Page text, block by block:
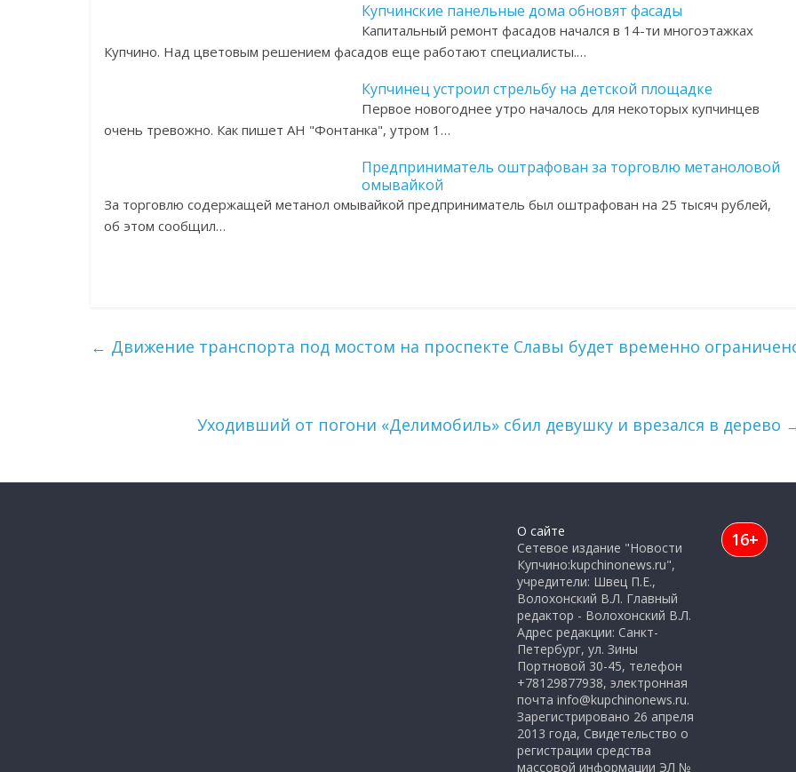
Купчинские панельные дома обновят фасады
Капитальный ремонт фасадов начался в 14-ти многоэтажках
Купчино. Над цветовым решением фасадов еще работают специалисты.…
Купчинец устроил стрельбу на детской площадке
Первое новогоднее утро началось для некоторых купчинцев
очень тревожно. Как пишет АН "Фонтанка", утром 1…
Предприниматель оштрафован за торговлю метаноловой
омывайкой
За торговлю содержащей метанол омывайкой предприниматель был оштрафован на 25 тысяч рублей,
об этом сообщил…
← Движение транспорта под мостом на проспекте Славы будет временно
Уходивший от погони «Делимобиль» сбил девушку и врезался в дерево
О сайте
Сетевое издание "Новости
Купчино:kupchinonews.ru",
учредители: Швец П.Е.,
Волохонский В.Л. Главный
редактор - Волохонский В.Л.
Адрес редакции: Санкт-
Петербург, ул. Зины
Портновой 30-45, телефон
+78129877938, электронная
почта info@kupchinonews.ru.
Зарегистрировано 26 апреля
2013 года, Свидетельство о
регистрации средства
массовой информации ЭЛ №
16+